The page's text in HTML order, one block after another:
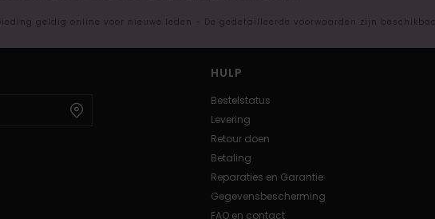
geldig online voor nieuwe leden - De gedetailleerde voorwaarden zijn
HULP
Bestelstatus
Levering
Retour doen
Betaling
Reparaties en Garantie
Gegevensbescherming
FAQ en contact